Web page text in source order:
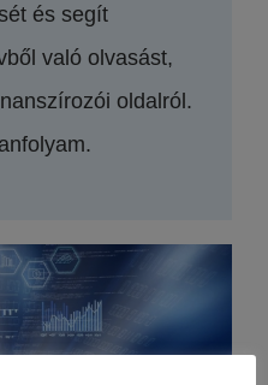
és segít
való olvasást,
oldalról.